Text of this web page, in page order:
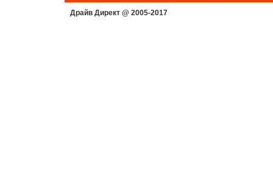
Драйв Директ @ 2005-2017